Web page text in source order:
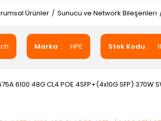
Ürünler Sunucu ve Network Bileşenleri
Marka HPE Stok Kodu